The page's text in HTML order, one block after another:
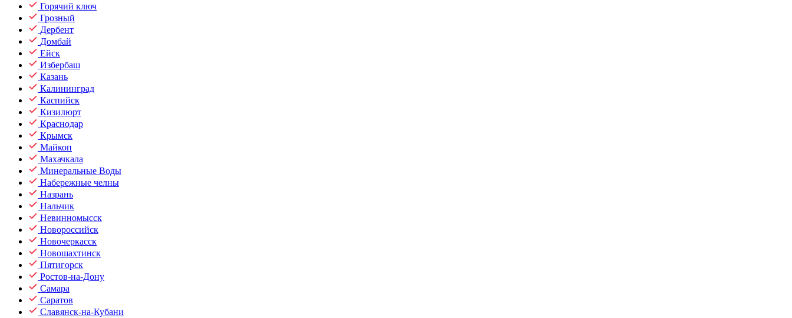
Горячий ключ
Грозный
Дербент
Домбай
Ейск
Избербаш
Казань
Калининград
Каспийск
Кизилюрт
Краснодар
Крымск
Майкоп
Махачкала
Минеральные Воды
Набережные челны
Назрань
Нальчик
Невинномысск
Новороссийск
Новочеркасск
Новошахтинск
Пятигорск
Ростов-на-Дону
Самара
Саратов
Славянск-на-Кубани